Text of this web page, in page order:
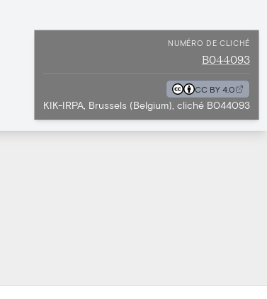
NUMÉRO DE CLICHÉ
B044093
CC BY 4.0
KIK-IRPA, Brussels (Belgium), cliché B044093